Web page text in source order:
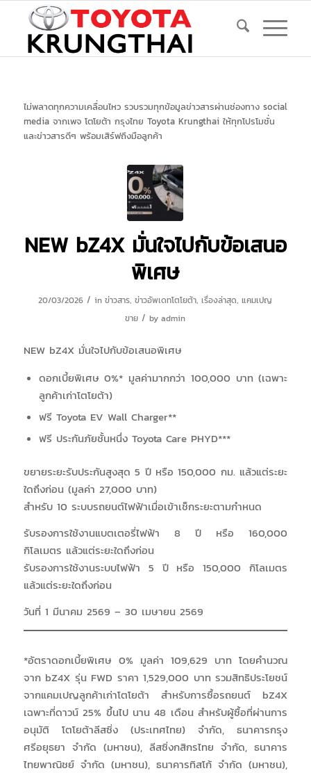
ไม่พลาดทุกความเคลื่อนไหว รวบรวมทุกข้อมูลข่าวสารผ่านช่องทาง social
media จากเพจ โตโยต้า กรุงไทย Toyota Krungthai ให้ทุกโปรโมชั่น
และข่าวสารดีๆ พร้อมเสิร์ฟถึงมือลูกค้า
NEW bZ4X มั่นใจไปกับข้อเสนอ
พิเศษ
20/03/2026 / inข่าวสาร,ข่าวอัพเดทโตโยต้า,เรื่องล่าสุด,แคมเปญ
ขาย / byadmin
NEW bZ4X มั่นใจไปกับข้อเสนอพิเศษ
ดอกเบี้ยพิเศษ 0%* มูลค่ามากกว่า 100,000 บาท (เฉพาะ
ลูกค้าเก่าโตโยต้า)
ฟรี Toyota EV Wall Charger**
ฟรี ประกันภัยชั้นหนึ่ง Toyota Care PHYD***
ขยายระยะรับประกันสูงสุด 5 ปี หรือ 150,000 กม. แล้วแต่ระยะ
ใดถึงก่อน (มูลค่า 27,000 บาท)
สำหรับ 10 ระบบรถยนต์ไฟฟ้าเมื่อเข้าเช็กระยะตามกำหนด
รับรองการใช้งานแบตเตอรี่ไฟฟ้า 8 ปี หรือ 160,000
กิโลเมตร แล้วแต่ระยะใดถึงก่อน
รับรองการใช้งานระบบไฟฟ้า 5 ปี หรือ 150,000 กิโลเมตร
แล้วแต่ระยะใดถึงก่อน
วันที่ 1 มีนาคม 2569 – 30 เมษายน 2569
*อัตราดอกเบี้ยพิเศษ 0% มูลค่า 109,629 บาท โดยคำนวณ
จาก bZ4X รุ่น FWD ราคา 1,529,000 บาท รวมสิทธิประโยชน์
จากแคมเปญลูกค้าเก่าโตโยต้า สำหรับการซื้อรถยนต์ bZ4X
เฉพาะที่ดาวน์ 25% ขึ้นไป นาน 48 เดือน สำหรับผู้ซื้อที่ผ่านการ
อนุมัติ โตโยต้าลีสซิ่ง (ประเทศไทย) จำกัด, ธนาคารกรุง
ศรีอยุธยา จำกัด (มหาชน), ลีสซิ่งกสิกรไทย จำกัด, ธนาคาร
ไทยพาณิชย์ จำกัด (มหาชน), ธนาคารทิสโก้ จำกัด (มหาชน),